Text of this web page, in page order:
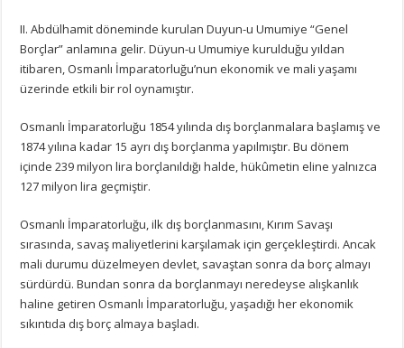
II. Abdülhamit döneminde kurulan Duyun-u Umumiye “Genel
Borçlar” anlamına gelir. Düyun-u Umumiye kurulduğu yıldan
itibaren, Osmanlı İmparatorluğu’nun ekonomik ve mali yaşamı
üzerinde etkili bir rol oynamıştır.
Osmanlı İmparatorluğu 1854 yılında dış borçlanmalara başlamış ve
1874 yılına kadar 15 ayrı dış borçlanma yapılmıştır. Bu dönem
içinde 239 milyon lira borçlanıldığı halde, hükûmetin eline yalnızca
127 milyon lira geçmiştir.
Osmanlı İmparatorluğu, ilk dış borçlanmasını, Kırım Savaşı
sırasında, savaş maliyetlerini karşılamak için gerçekleştirdi. Ancak
mali durumu düzelmeyen devlet, savaştan sonra da borç almayı
sürdürdü. Bundan sonra da borçlanmayı neredeyse alışkanlık
haline getiren Osmanlı İmparatorluğu, yaşadığı her ekonomik
sıkıntıda dış borç almaya başladı.